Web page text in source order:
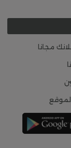
مجانا